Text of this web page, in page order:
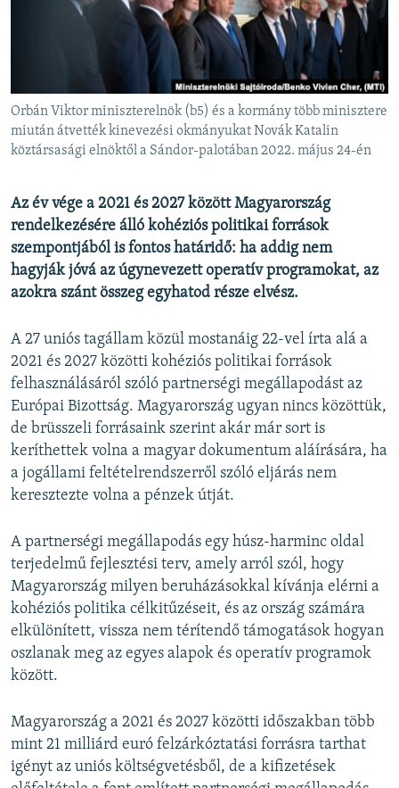
EURÓPAI UNIÓ
KLÍMAVÁLTOZÁS
A MÚLT TANULSÁGAI
KÖVESSEN MINKET!
Valamennyi RFE/RL weboldal
Orbán Viktor miniszterelnök (b5) és a kormány több minisztere
miután átvették kinevezési okmányukat Novák Katalin
köztársasági elnöktől a Sándor-palotában 2022. május 24-én
Az év vége a 2021 és 2027 között Magyarország
rendelkezésére álló kohéziós politikai források
szempontjából is fontos határidő: ha addig nem
hagyják jóvá az úgynevezett operatív programokat, az
azokra szánt összeg egyhatod része elvész.
A 27 uniós tagállam közül mostanáig 22-vel írta alá a
2021 és 2027 közötti kohéziós politikai források
felhasználásáról szóló partnerségi megállapodást az
Európai Bizottság. Magyarország ugyan nincs közöttük,
de brüsszeli forrásaink szerint akár már sort is
keríthettek volna a magyar dokumentum aláírására, ha
a jogállami feltételrendszerről szóló eljárás nem
keresztezte volna a pénzek útját.
A partnerségi megállapodás egy húsz-harminc oldal
terjedelmű fejlesztési terv, amely arról szól, hogy
Magyarország milyen beruházásokkal kívánja elérni a
kohéziós politika célkitűzéseit, és az ország számára
elkülönített, vissza nem térítendő támogatások hogyan
oszlanak meg az egyes alapok és operatív programok
között.
Magyarország a 2021 és 2027 közötti időszakban több
mint 21 milliárd euró felzárkóztatási forrásra tarthat
igényt az uniós költségvetésből, de a kifizetések